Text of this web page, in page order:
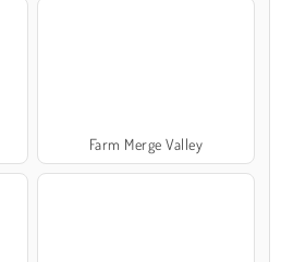
Farm Merge Valley